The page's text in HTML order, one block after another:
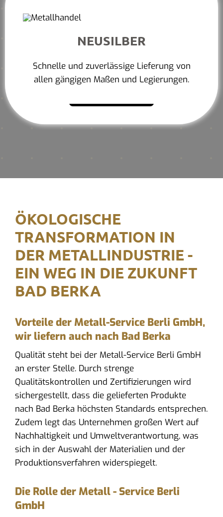
NEUSILBER
Schnelle und zuverlässige Lieferung von
allen gängigen Maßen und Legierungen.
ÖKOLOGISCHE
TRANSFORMATION IN
DER METALLINDUSTRIE -
EIN WEG IN DIE ZUKUNFT
BAD BERKA
Vorteile der Metall-Service Berli GmbH,
wir liefern auch nach Bad Berka
Qualität steht bei der Metall-Service Berli GmbH
an erster Stelle. Durch strenge
Qualitätskontrollen und Zertifizierungen wird
sichergestellt, dass die gelieferten Produkte
nach Bad Berka höchsten Standards entsprechen.
Zudem legt das Unternehmen großen Wert auf
Nachhaltigkeit und Umweltverantwortung, was
sich in der Auswahl der Materialien und der
Produktionsverfahren widerspiegelt.
Die Rolle der Metall - Service Berli
GmbH